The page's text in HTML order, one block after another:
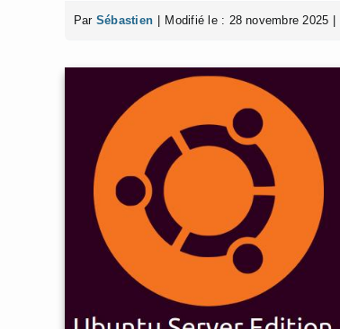
Par Sébastien Modifié le : 28 novembre 2025